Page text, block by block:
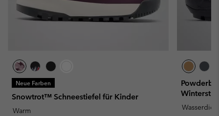
Neue Farben
Snowtrot™ Schneestiefel für Kinder
Warm Wasserdicht